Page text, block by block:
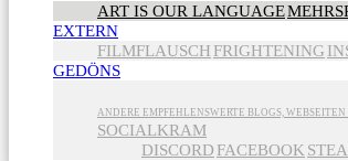
ART IS OUR LANGUAGE
EXTERN
FILMFLAUSCH FRIGHTENING
GEDÖNS
ANDERE EMPFEHLENSWERTE BLOGS,
SOCIALKRAM
DISCORD FACEBOOK